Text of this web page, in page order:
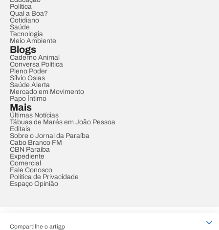
Compartilhe o artigo
Política
Qual a Boa?
Cotidiano
Saúde
Tecnologia
Meio Ambiente
Blogs
Caderno Animal
Conversa Política
Pleno Poder
Sílvio Osias
Saúde Alerta
Mercado em Movimento
Papo Íntimo
Mais
Últimas Notícias
Tábuas de Marés em João Pessoa
Editais
Sobre o Jornal da Paraíba
Cabo Branco FM
CBN Paraíba
Expediente
Comercial
Fale Conosco
Política de Privacidade
Espaço Opinião